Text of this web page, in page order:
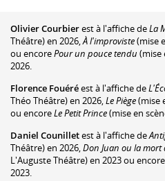
Olivier Courbierest à l'affiche deLa
Théâtre) en 2026,À l'improviste(mise
ou encorePour un pouce tendu (mise
2026.
Florence Fouéréest à l'affiche de
Théo Théâtre) en 2026,Le Piège(mise
ou encoreLe Petit Prince(mise en
Daniel Counilletest à l'affiche de
Théâtre) en 2026,Don Juan ou la
L'Auguste Théâtre) en 2023 ou
2023.